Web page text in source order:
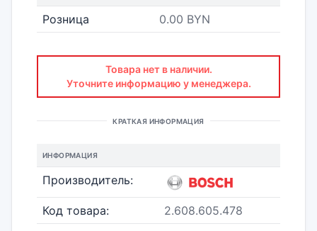
Розница 0.00 BYN
Товара нет в наличии.
Уточните информацию у менеджера.
КРАТКАЯ ИНФОРМАЦИЯ
ИНФОРМАЦИЯ
Производитель:
Код товара:
2.608.605.478